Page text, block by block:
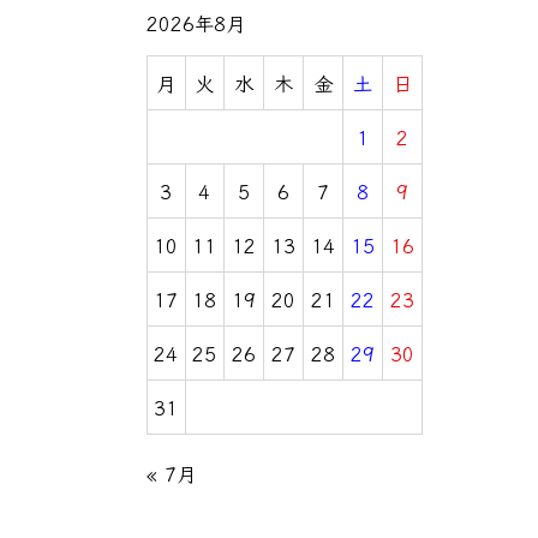
2026年8月
月 火 水 木 金 土
日
1
2
3
4 5 6 7 8
9
10
11 12 13 14 15
16
17
18 19 20 21 22
23
24 25 26 27 28 29
30
31
« 7月